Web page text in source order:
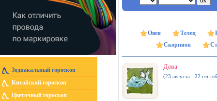
Зодиакальный гороскоп
Китайский гороскоп
Цветочный гороскоп
Овен Телец
Скорпион
Дева
(23 августа - 22